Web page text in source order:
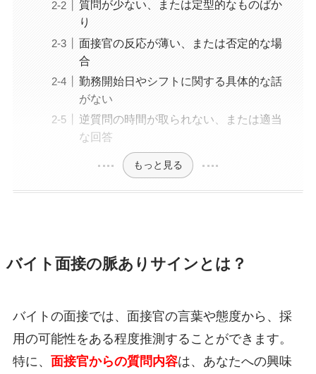
質問が少ない、または定型的なものばか
り
面接官の反応が薄い、または否定的な場
合
勤務開始日やシフトに関する具体的な話
がない
逆質問の時間が取られない、または適当
な回答
もっと見る
バイト面接の脈ありサインとは？
バイトの面接では、面接官の言葉や態度から、採
用の可能性をある程度推測することができます。
特に、 面接官からの質問内容は、あなたへの興味